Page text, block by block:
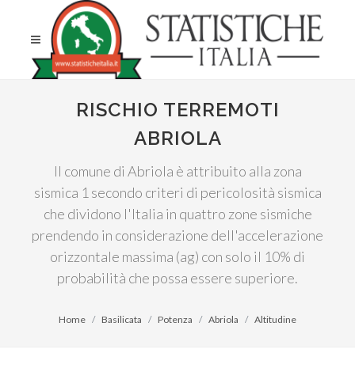
RISCHIO TERREMOTI
ABRIOLA
Il comune di Abriola è attribuito alla zona
sismica 1 secondo criteri di pericolosità sismica
che dividono l'Italia in quattro zone sismiche
prendendo in considerazione dell'accelerazione
orizzontale massima (ag) con solo il 10% di
probabilità che possa essere superiore.
Home Basilicata Potenza Abriola Altitudine